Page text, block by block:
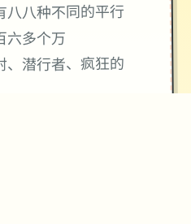
八种不同的平行
六多个万
、潜行者、疯狂的